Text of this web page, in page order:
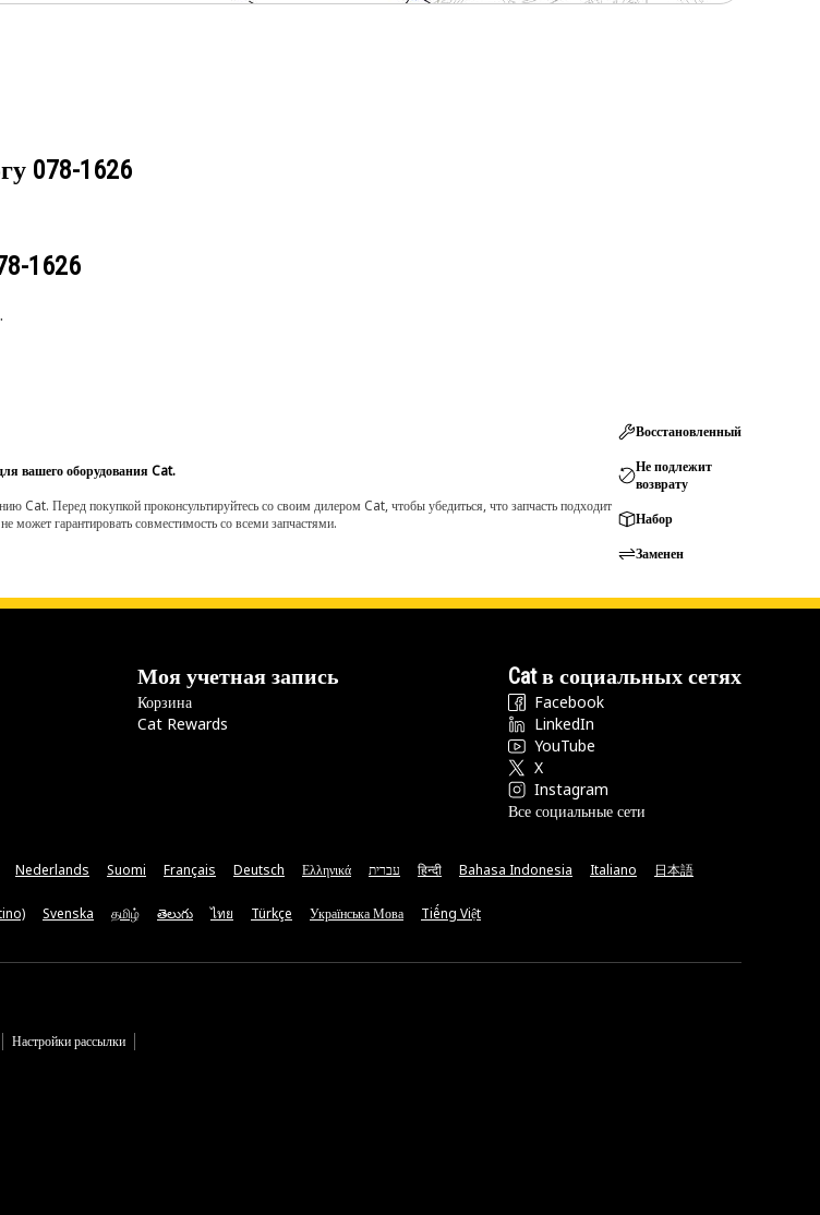
078-1626
1626
вашего оборудования Cat.
Cat. Перед покупкой проконсультируйтесь со своим дилером Cat, чтобы убедиться, что запчасть подходит
может гарантировать совместимость со всеми запчастями.
Восстановленный
Не подлежит
возврату
Набор
Заменен
Моя учетная запись
Корзина
Cat Rewards
Cat в социальных сетях
Facebook
LinkedIn
YouTube
X
Instagram
Все социальные сети
Nederlands Suomi Français Deutsch Ελληνικά עברית हिन्दी Bahasa Indonesia Italiano 日本語
Svenska தமிழ் తెలుగు ไทย Türkçe Українська Мова Tiếng Việt
Настройки рассылки